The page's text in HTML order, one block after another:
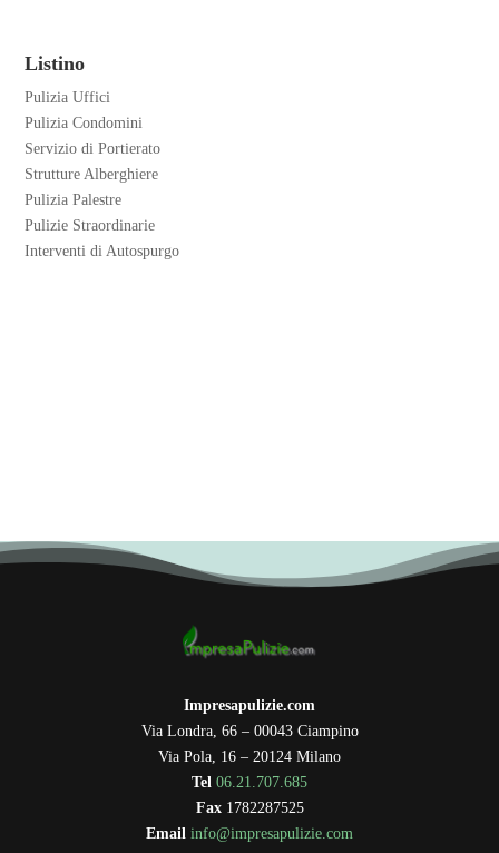
Listino
Pulizia Uffici
Pulizia Condomini
Servizio di Portierato
Strutture Alberghiere
Pulizia Palestre
Pulizie Straordinarie
Interventi di Autospurgo
Impresapulizie.com
Via Londra, 66 – 00043 Ciampino
Via Pola, 16 – 20124 Milano
Tel 06.21.707.685
Fax1782287525
Email info@impresapulizie.com